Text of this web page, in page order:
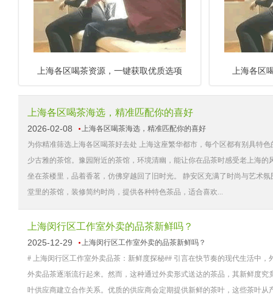
上海各区喝茶资源，一键获取优质选项 上海各区
上海各区喝茶海选，精准匹配你的喜好
2026-02-08
上海各区喝茶海选，精准匹配你的喜好
为你精准筛选上海各区喝茶好去处 上海这座繁华都市，每个区都有别具特
少古雅的茶馆。豫园附近的茶馆，环境清幽，能让你在品茶时感受老上海
坐在茶楼里，品着香茗，仿佛穿越回了旧时光。 静安区充满了时尚与艺术
堂里的茶馆，装修简约时尚，提供各种特色茶品，适合喜欢...
上海闵行区工作室外卖的品茶新鲜吗？
2025-12-29
上海闵行区工作室外卖的品茶新鲜吗？
# 上海闵行区工作室外卖品茶：新鲜度探秘## 引言在快节奏的现代生活中
外卖品茶逐渐流行起来。然而，这种通过外卖形式送达的茶品，其新鲜度
叶供应商建立合作关系。优质的供应商会定期提供新鲜的茶叶，这些茶叶